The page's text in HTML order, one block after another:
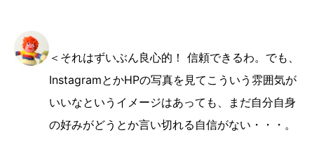
＜それはずいぶん良心的！ 信頼できるわ。でも、
InstagramとかHPの写真を見てこういう雰囲気が
いいなというイメージはあっても、まだ自分自身
の好みがどうとか言い切れる自信がない・・・。